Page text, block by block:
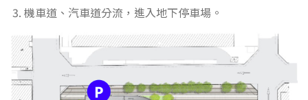
機車道、汽車道分流，進入地下停車場。